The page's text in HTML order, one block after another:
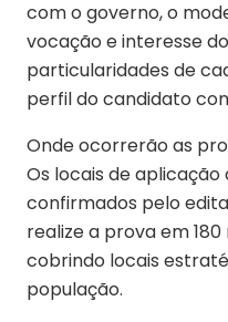
com o governo, o
vocação e interesse
particularidades de
perfil do candidato
Onde ocorrerão as
Os locais de
confirmados pelo
realize a prova em
cobrindo locais
população.